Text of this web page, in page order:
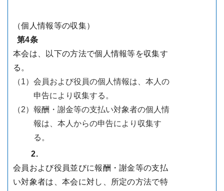
（個人情報等の収集）
第4条
本会は、以下の方法で個人情報等を収集す
る。
（1） 会員および役員の個人情報は、本人の
申告により収集する。
（2） 報酬・謝金等の支払い対象者の個人情
報は、本人からの申告により収集す
る。
2.
会員および役員並びに報酬・謝金等の支払
い対象者は、本会に対し、所定の方法で特